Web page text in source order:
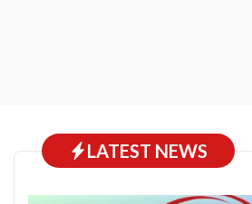
LATEST NEWS